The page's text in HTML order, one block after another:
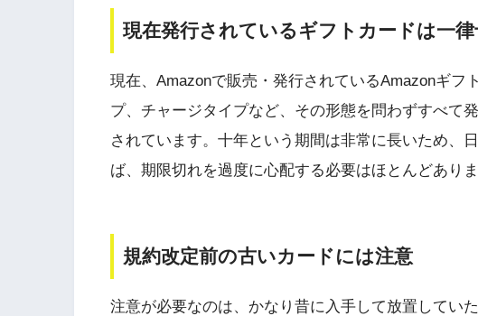
現在発行されているギフトカードは一律
現在、Amazonで販売・発行されているAmazonギフ
プ、チャージタイプなど、その形態を問わずすべて
されています。十年という期間は非常に長いため、
ば、期限切れを過度に心配する必要はほとんどありま
規約改定前の古いカードには注意
注意が必要なのは、かなり昔に入手して放置してい